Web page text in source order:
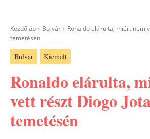
Kezdőlap Bulvár
Ronaldo elárulta, miért nem
temetésén
Bulvár Kiemelt
Ronaldo elárulta,
vett részt Diogo
temetésén